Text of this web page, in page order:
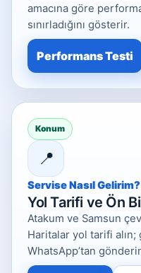
amacına göre
sınırladığını gösterir.
Performans Testi
Konum
📍
Servise Nasıl Gelirim?
Yol Tarifi ve Ön
Atakum ve Samsun
Haritalar yol tarifi
WhatsApp’tan